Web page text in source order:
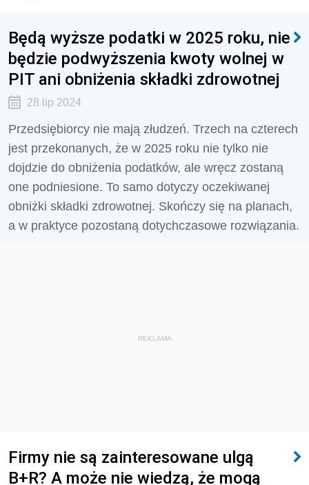
Będą wyższe podatki w 2025 roku, nie
będzie podwyższenia kwoty wolnej w
PIT ani obniżenia składki zdrowotnej
28 lip 2024
Przedsiębiorcy nie mają złudzeń. Trzech na czterech
jest przekonanych, że w 2025 roku nie tylko nie
dojdzie do obniżenia podatków, ale wręcz zostaną
one podniesione. To samo dotyczy oczekiwanej
obniżki składki zdrowotnej. Skończy się na planach,
a w praktyce pozostaną dotychczasowe rozwiązania.
REKLAMA
Firmy nie są zainteresowane ulgą
B+R? A może nie wiedzą, że mogą